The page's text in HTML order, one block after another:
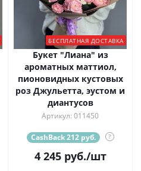
БЕСПЛАТНАЯ ДОСТАВКА
Букет "Лиана" из
ароматных маттиол,
пионовидных кустовых
роз Джульетта, эустом и
диантусов
Артикул: 011450
CashBack 212 руб. ?
4 245руб./шт